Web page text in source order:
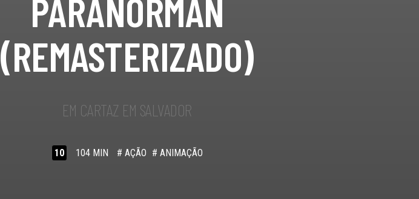
PARANORMAN
(REMASTERIZADO)
EM CARTAZ EM SALVADOR
10 104 MIN # AÇÃO # ANIMAÇÃO